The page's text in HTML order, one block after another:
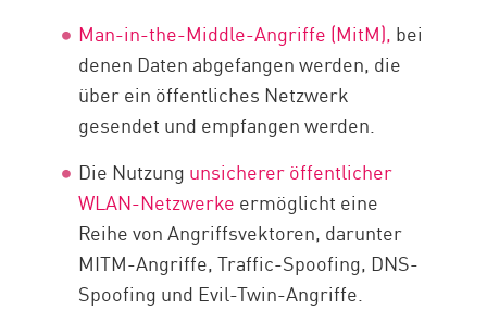
Man-in-the-Middle-Angriffe (MitM), bei
denen Daten abgefangen werden, die
über ein öffentliches Netzwerk
gesendet und empfangen werden.
Die Nutzung unsicherer öffentlicher
WLAN-Netzwerke ermöglicht eine
Reihe von Angriffsvektoren, darunter
MITM-Angriffe, Traffic-Spoofing, DNS-
Spoofing und Evil-Twin-Angriffe.